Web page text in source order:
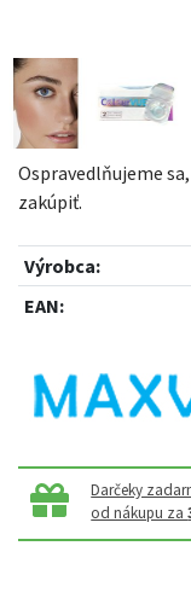
Ospravedlňujeme
zakúpiť.
Výrobca:
EAN:
Darčeky
od nákupu za